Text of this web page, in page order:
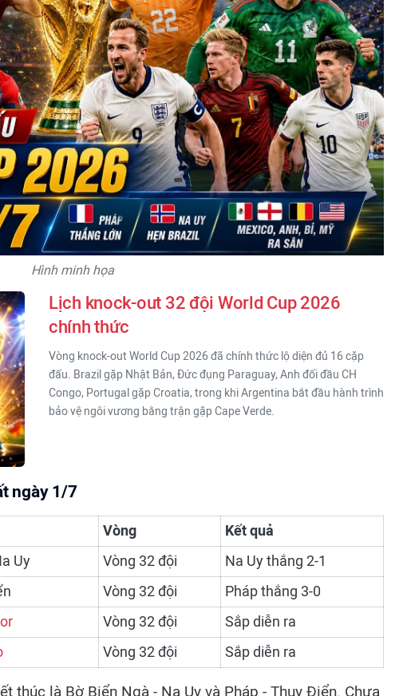
Hình minh họa
Lịch knock-out 32 đội World Cup 2026
chính thức
Vòng knock-out World Cup 2026 đã chính thức lộ diện đủ 16 cặp
đấu. Brazil gặp Nhật Bản, Đức đụng Paraguay, Anh đối đầu CH
Congo, Portugal gặp Croatia, trong khi Argentina bắt đầu hành trình
bảo vệ ngôi vương bằng trận gặp Cape Verde.
ngày 1/7
Vòng
Kết quả
Uy Vòng 32 đội
Na Uy thắng 2-1
Vòng 32 đội
Pháp thắng 3-0
Vòng 32 đội
Sắp diễn ra
Vòng 32 đội Sắp diễn ra
thúc là Bờ Biển Ngà - Na Uy và Pháp - Thụy Điển. Chưa